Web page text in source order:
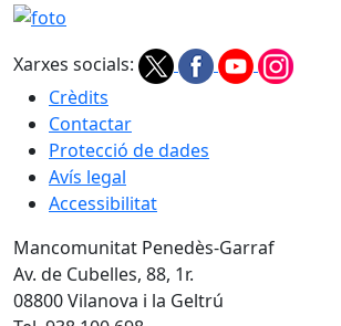
Xarxes socials:
Crèdits
Contactar
Protecció de dades
Avís legal
Accessibilitat
Mancomunitat Penedès-Garraf
Av. de Cubelles, 88, 1r.
08800 Vilanova i la Geltrú